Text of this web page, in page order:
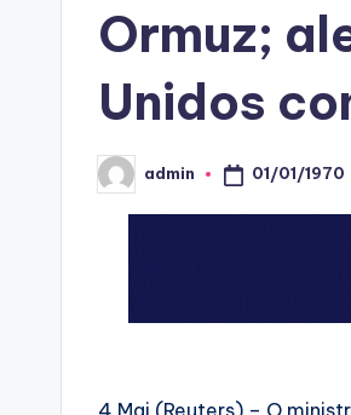
Ormuz;
Unidos
Posted
by
admin 01/01/1970
4 Mai (Reuters) – O